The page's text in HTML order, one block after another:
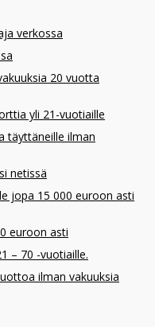
verkossa
20 vuotta
yli 21-vuotiaille
täyttäneille ilman
netissä
jopa 15 000 euroon asti
euroon asti
– 70 -vuotiaille.
ilman vakuuksia